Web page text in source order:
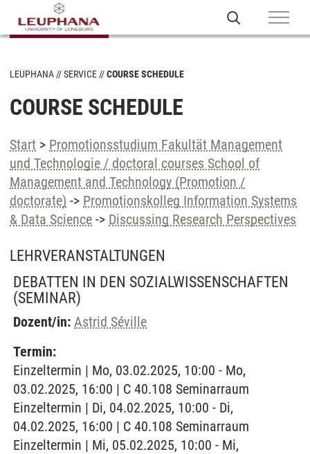
LEUPHANA SERVICE COURSE SCHEDULE
COURSE SCHEDULE
Start > Promotionsstudium Fakultät Management
und Technologie / doctoral courses School of
Management and Technology (Promotion /
doctorate) -> Promotionskolleg Information Systems
& Data Science -> Discussing Research Perspectives
LEHRVERANSTALTUNGEN
DEBATTEN IN DEN SOZIALWISSENSCHAFTEN
(SEMINAR)
Dozent/in: Astrid Séville
Termin:
Einzeltermin | Mo, 03.02.2025, 10:00 - Mo,
03.02.2025, 16:00 | C 40.108 Seminarraum
Einzeltermin | Di, 04.02.2025, 10:00 - Di,
04.02.2025, 16:00 | C 40.108 Seminarraum
Einzeltermin | Mi, 05.02.2025, 10:00 - Mi,